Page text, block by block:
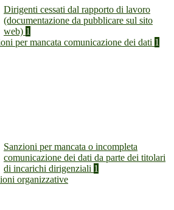
Dirigenti cessati dal rapporto di lavoro
(documentazione da pubblicare sul sito
web) 1
per mancata comunicazione dei dati 1
Sanzioni per mancata o incompleta
comunicazione dei dati da parte dei titolari
di incarichi dirigenziali 1
organizzative